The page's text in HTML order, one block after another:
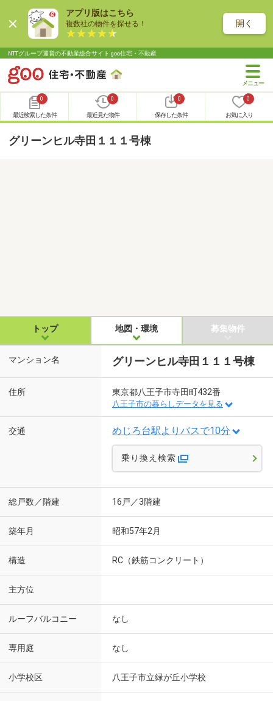
アプリ版はこちら
複数社の物件を探せる！ 開く
NTTグループ運営の不動産総合サイト goo住宅・不動産
0
最近検索した条件
0
最近見た物件
0
保存した条件
0
お気に入り
グリーンヒル寺田１１１号棟
トップ 地図・環境 募集物件
マンション名 グリーンヒル寺田１１１号棟
住所 東京都八王子市寺田町432番
八王子市の暮らしデータを見る
交通 めじろ台駅よりバスで10分
乗り換え検索
総戸数／階建 16戸／3階建
築年月 昭和57年2月
構造 RC（鉄筋コンクリート）
主方位
ルーフバルコニー なし
専用庭 なし
小学校区 八王子市立緑が丘小学校